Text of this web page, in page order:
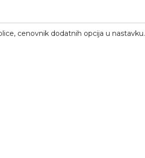
cenovnik dodatnih opcija u nastavku.